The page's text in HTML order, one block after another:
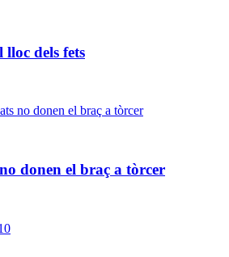
dels fets
donen el braç a tòrcer